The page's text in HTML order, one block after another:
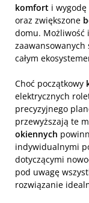
komfort i
oraz zwiększone
domu. Możliwość
całym
Choć początkowy
elektrycznych
precyzyjnego
przewyższają te
okiennych
indywidualnymi
dotyczącymi
pod uwagę
rozwiązanie